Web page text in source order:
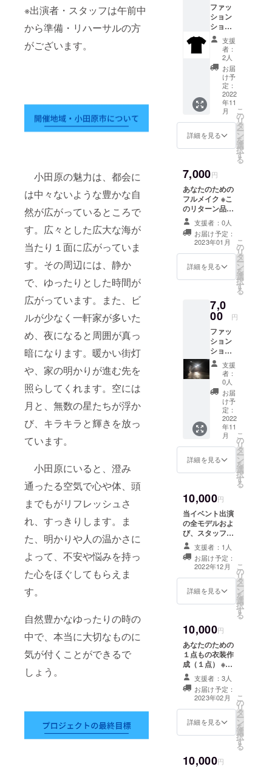
※出演者・スタッフは午前中
から準備・リハーサルの方
がございます。
小田原の魅力は、都会に
は中々ないような豊かな自
然が広がっているところで
す。広々とした広大な海が
当たり１面に広がっていま
す。その周辺には、静か
で、ゆったりとした時間が
広がっています。また、ビ
ルが少なく一軒家が多いた
め、夜になると周囲が真っ
暗になります。暖かい街灯
や、家の明かりが進む先を
照らしてくれます。空には
月と、無数の星たちが浮か
び、キラキラと輝きを放っ
ています。
小田原にいると、澄み
通ったる空気で心や体、頭
までもがリフレッシュさ
れ、すっきりします。ま
た、明かりや人の温かさに
よって、不安や悩みを持っ
た心をほぐしてもらえま
す。
自然豊かなゆったりの時の
中で、本当に大切なものに
気が付くことができるで
しょう。
ファッ
ション
ショー
記念T
シャツ
（税込
６,００
０円）
※デザイ
ンの方
は未定
でござ
いま
す。 ※
サイ
ズ・カ
方はお
選びく
ださ
い。
支援
者：
2人
お届
け予
定：
2022
年11
月
詳細を見る
こ
の
リ
タ
ー
ン
を
選
択
す
る
7,000円
あなたのための
フルメイク ※こ
のリターン品は
首都圏（東京・
神奈川・千葉・
埼玉）のみ対応
できます。 ※リ
ターン購入者個
別に日程を調節
原の会場にて行
わせていただき
支援者：0人
お届け予定：
2023年01月
詳細を見る
こ
の
リ
タ
ー
ン
を
選
択
す
る
7,0
00 円
ファッ
ション
ショー
に出演
出来る
日出演
料・入
場料は
頂戴い
たしま
せん。
※当イベ
ント当
日（11
月19
会場
（小田
原市
内）に
午前中
からイ
ベント
終了ま
で来れ
定。 ※
備考欄
１on１
（オン
ライン
での打
ち合わ
せ）が
可能な
日程を
５提案
ほどお
願いい
たしま
支援
者：
0人
お届
け予
定：
2022
年11
月
詳細を見る
こ
の
リ
タ
ー
ン
を
選
択
す
る
10,000円
当イベント出演
の全モデルおよ
び、スタッフよ
りお礼のメッ
セージをさせて
いただきます。
支援者：1人
お届け予定：
2022年12月
詳細を見る
こ
の
リ
タ
ー
ン
を
選
択
す
る
10,000円
あなたのための
１点もの衣装作
成（１点） ※１
on１（オンライ
ンでの打ち合わ
せ）を行いあな
たのために衣装
をお作りいたし
ます。
支援者：3人
お届け予定：
2023年02月
詳細を見る
こ
の
リ
タ
ー
ン
を
選
択
す
る
10,000円